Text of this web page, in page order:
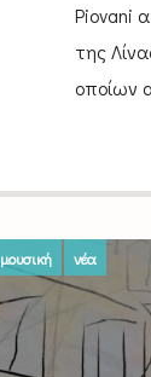
Piovani
της
οποίων
μουσική νέα